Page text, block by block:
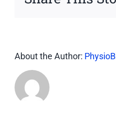
About the Author: